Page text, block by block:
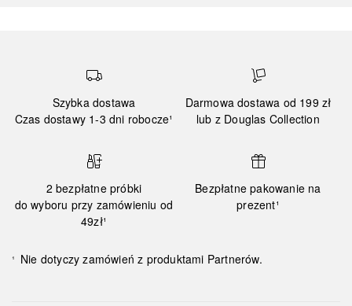
Szybka dostawa
Czas dostawy 1-3 dni robocze¹
Darmowa dostawa od 199 zł
lub z Douglas Collection
2 bezpłatne próbki
do wyboru przy zamówieniu od
49zł¹
Bezpłatne pakowanie na
prezent¹
¹ Nie dotyczy zamówień z produktami Partnerów.